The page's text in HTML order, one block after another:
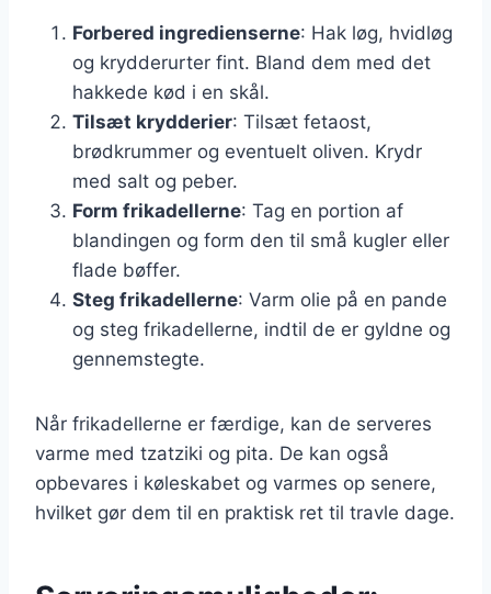
Forbered ingredienserne: Hak løg, hvidløg
og krydderurter fint. Bland dem med det
hakkede kød i en skål.
Tilsæt krydderier: Tilsæt fetaost,
brødkrummer og eventuelt oliven. Krydr
med salt og peber.
Form frikadellerne: Tag en portion af
blandingen og form den til små kugler eller
flade bøffer.
Steg frikadellerne: Varm olie på en pande
og steg frikadellerne, indtil de er gyldne og
gennemstegte.
Når frikadellerne er færdige, kan de serveres
varme med tzatziki og pita. De kan også
opbevares i køleskabet og varmes op senere,
hvilket gør dem til en praktisk ret til travle dage.